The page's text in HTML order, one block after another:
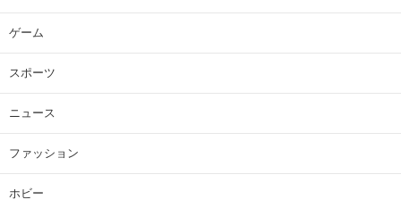
ゲーム
スポーツ
ニュース
ファッション
ホビー